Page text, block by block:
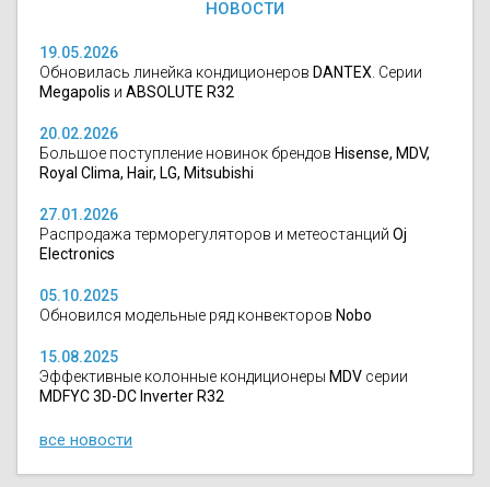
НОВОСТИ
19.05.2026
Обновилась линейка кондиционеров DANTEX . Серии
Megapolis и ABSOLUTE R32
20.02.2026
Большое поступление новинок брендов Hisense, MDV,
Royal Clima, Hair, LG, Mitsubishi
27.01.2026
Распродажа терморегуляторов и метеостанций Oj
Electronics
05.10.2025
Обновился модельные ряд конвекторов Nobo
15.08.2025
Эффективные колонные кондиционеры MDV серии
MDFYC 3D-DC Inverter R32
все новости